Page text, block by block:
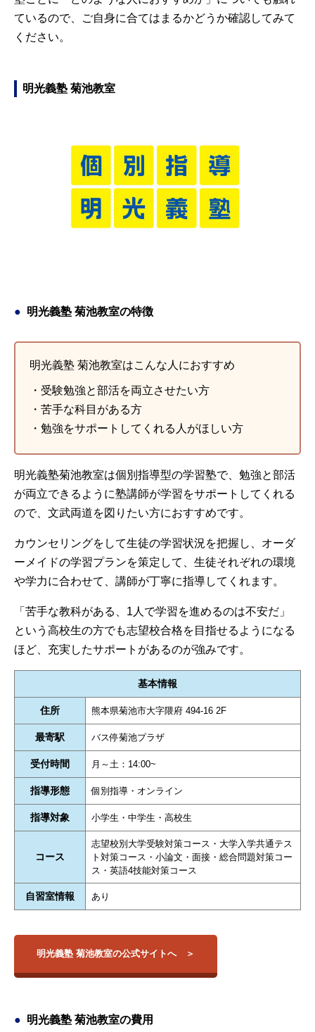
ているので、ご自身に合てはまるかどうか確認してみて
ください。
明光義塾 菊池教室
明光義塾 菊池教室の特徴
明光義塾 菊池教室はこんな人におすすめ
・受験勉強と部活を両立させたい方
・苦手な科目がある方
・勉強をサポートしてくれる人がほしい方
明光義塾菊池教室は個別指導型の学習塾で、勉強と部活
が両立できるように塾講師が学習をサポートしてくれる
ので、文武両道を図りたい方におすすめです。
カウンセリングをして生徒の学習状況を把握し、オーダ
ーメイドの学習プランを策定して、生徒それぞれの環境
や学力に合わせて、講師が丁寧に指導してくれます。
「苦手な教科がある、1人で学習を進めるのは不安だ」
という高校生の方でも志望校合格を目指せるようになる
ほど、充実したサポートがあるのが強みです。
基本情報
住所 熊本県菊池市大字隈府 494-16 2F
最寄駅 バス停菊池プラザ
受付時間 月～土：14:00~
指導形態 個別指導・オンライン
指導対象 小学生・中学生・高校生
コース
志望校別大学受験対策コース・大学入学共通テス
ト対策コース・小論文・面接・総合問題対策コー
ス・英語4技能対策コース
自習室情報 あり
明光義塾 菊池教室の公式サイトへ
明光義塾 菊池教室の費用